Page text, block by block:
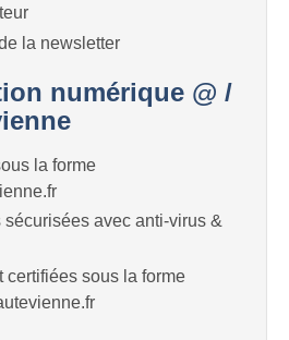
la newsletter
numérique @ /
la forme
sécurisées avec anti-virus &
certifiées sous la forme